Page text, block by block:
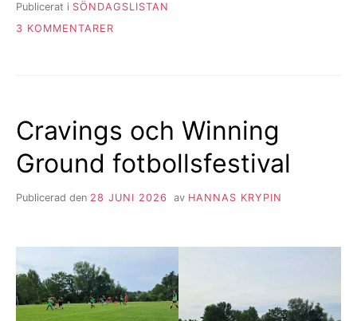
Publicerat i SÖNDAGSLISTAN
3 KOMMENTARER
Cravings och Winning
Ground fotbollsfestival
Publicerad den 28 JUNI 2026 av HANNAS KRYPIN